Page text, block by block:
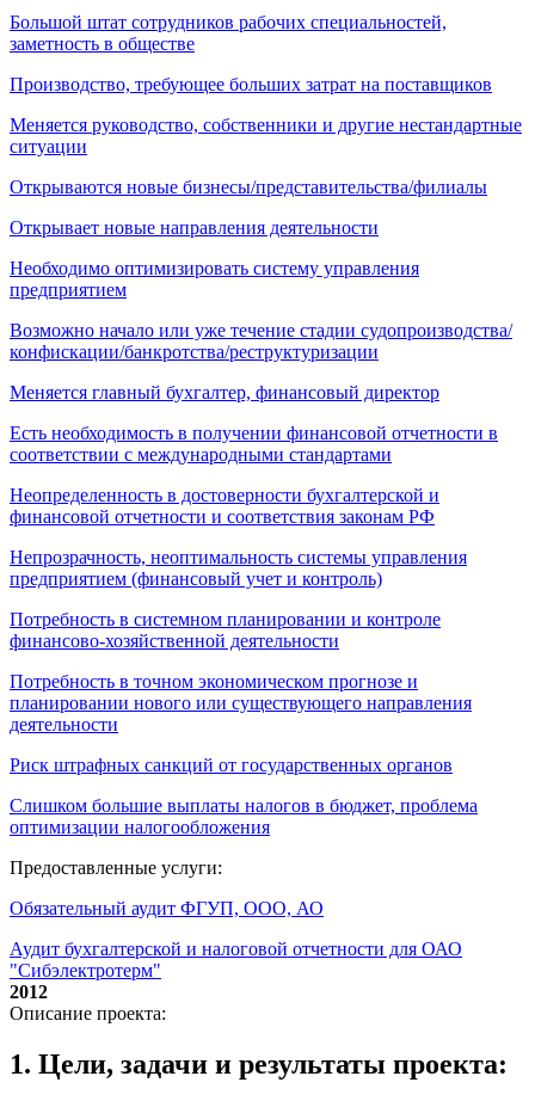
Большой штат сотрудников рабочих специальностей,
заметность в обществе
Производство, требующее больших затрат на поставщиков
Меняется руководство, собственники и другие нестандартные
ситуации
Открываются новые бизнесы/представительства/филиалы
Открывает новые направления деятельности
Необходимо оптимизировать систему управления
предприятием
Возможно начало или уже течение стадии судопроизводства/
конфискации/банкротства/реструктуризации
Меняется главный бухгалтер, финансовый директор
Есть необходимость в получении финансовой отчетности в
соответствии с международными стандартами
Неопределенность в достоверности бухгалтерской и
финансовой отчетности и соответствия законам РФ
Непрозрачность, неоптимальность системы управления
предприятием (финансовый учет и контроль)
Потребность в системном планировании и контроле
финансово-хозяйственной деятельности
Потребность в точном экономическом прогнозе и
планировании нового или существующего направления
деятельности
Риск штрафных санкций от государственных органов
Слишком большие выплаты налогов в бюджет, проблема
оптимизации налогообложения
Предоставленные услуги:
Обязательный аудит ФГУП, ООО, АО
Аудит бухгалтерской и налоговой отчетности для ОАО
"Сибэлектротерм"
2012
Описание проекта:
1. Цели, задачи и результаты проекта: